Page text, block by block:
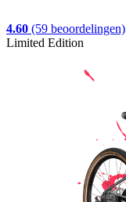
4.60 (59 beoordelingen)
Limited Edition